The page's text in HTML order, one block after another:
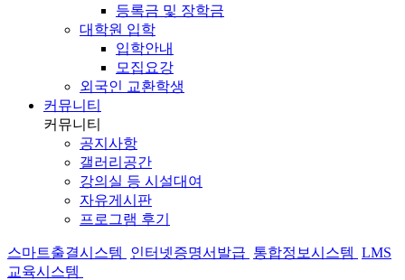
등록금 및 장학금
대학원 입학
입학안내
모집요강
외국인 교환학생
커뮤니티
커뮤니티
공지사항
갤러리공간
강의실 등 시설대여
자유게시판
프로그램 후기
스마트출결시스템 인터넷증명서발급 통합정보시스템 LMS
교육시스템